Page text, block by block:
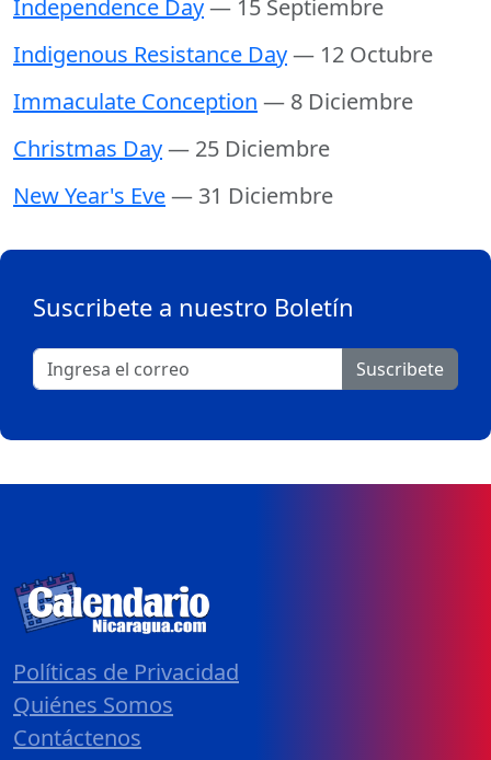
Independence Day— 15 Septiembre
Indigenous Resistance Day— 12 Octubre
Immaculate Conception — 8 Diciembre
Christmas Day— 25 Diciembre
New Year's Eve— 31 Diciembre
Suscribete a nuestro Boletín
Suscribete
Políticas de Privacidad
Quiénes Somos
Contáctenos